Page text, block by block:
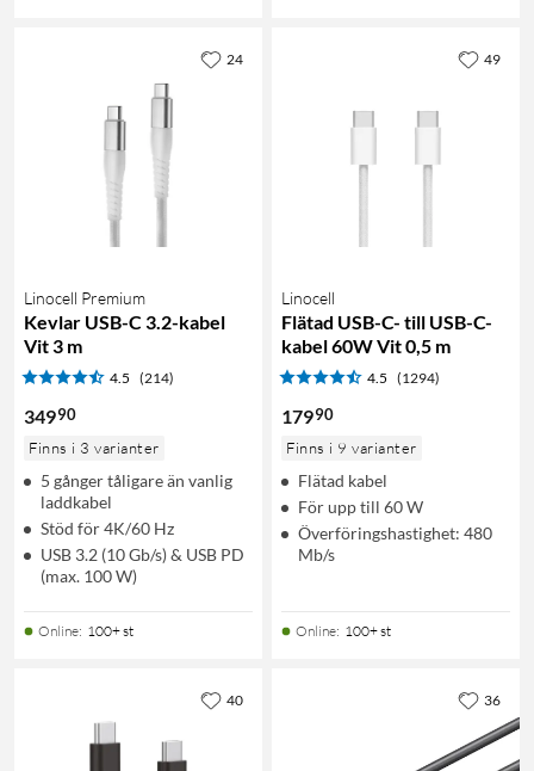
Linocell Premium
Kevlar USB-C 3.2-kabel
Vit 3 m
4.5 (214)
34990
Finns i 3 varianter
5 gånger tåligare än vanlig
laddkabel
Stöd för 4K/60 Hz
USB 3.2 (10 Gb/s) & USB PD
(max. 100 W)
Online: 100+ st
24
Linocell
Flätad USB-C- till USB-C-
kabel 60W Vit 0,5 m
4.5 (1294)
17990
Finns i 9 varianter
Flätad kabel
För upp till 60 W
Överföringshastighet: 480
Mb/s
Online: 100+ st
49
40 36